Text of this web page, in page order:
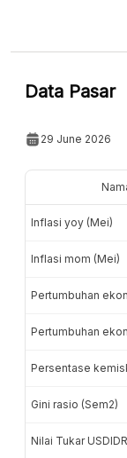
Data Pasar
29 June 2026
Inflasi yoy (Mei)
Inflasi mom (Mei)
Pertumbuhan
Pertumbuhan
Persentase
Gini rasio (Sem2)
Nilai Tukar USDIDR